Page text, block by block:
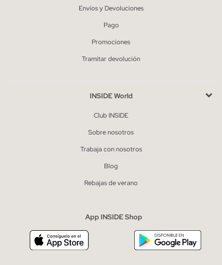
Envíos y Devoluciones
Pago
Promociones
Tramitar devolución
INSIDE World
Club INSIDE
Sobre nosotros
Trabaja con nosotros
Blog
Rebajas de verano
App INSIDE Shop